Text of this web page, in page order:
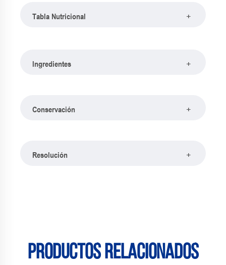
Tabla Nutricional +
Ingredientes +
Conservación +
Resolución +
Productos relacionados